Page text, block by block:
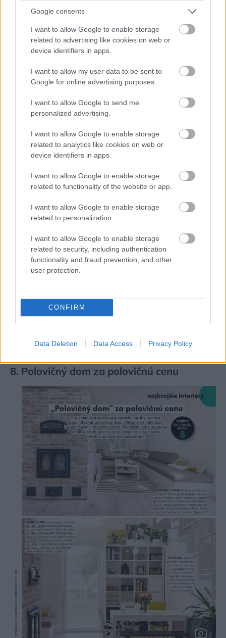
Google consents
I want to allow Google to enable storage
related to advertising like cookies on web or
device identifiers in apps.
I want to allow my user data to be sent to
Google for online advertising purposes.
I want to allow Google to send me
personalized advertising.
I want to allow Google to enable storage
related to analytics like cookies on web or
device identifiers in apps.
I want to allow Google to enable storage
related to functionality of the website or app.
I want to allow Google to enable storage
related to personalization.
I want to allow Google to enable storage
related to security, including authentication
functionality and fraud prevention, and other
user protection.
CONFIRM
Data Deletion Data Access Privacy Policy
webehttps://mojdom.zoznam.sk/cl/10064/1820727/
dvojizbovy-byt-si-vo-vidieckom-style-zariadili-v-tehlovej-
bytovke–VIDEO-
7. Sny spod starých trámov
Nominácia na Interiér roku 2020 Môj dom
8. Polovičný dom za polovičnú cenu